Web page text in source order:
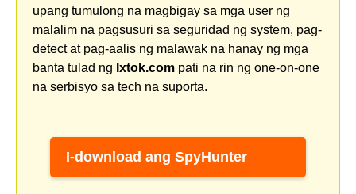
upang tumulong na magbigay sa mga user ng
malalim na pagsusuri sa seguridad ng system, pag-
detect at pag-aalis ng malawak na hanay ng mga
banta tulad ng Ixtok.com pati na rin ng one-on-one
na serbisyo sa tech na suporta.
I-download ang SpyHunter